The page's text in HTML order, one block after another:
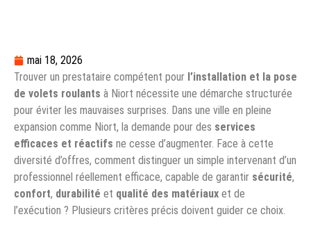
mai 18, 2026
Trouver un prestataire compétent pour l’installation et la pose
de volets roulants à Niort nécessite une démarche structurée
pour éviter les mauvaises surprises. Dans une ville en pleine
expansion comme Niort, la demande pour des services
efficaces et réactifs ne cesse d’augmenter. Face à cette
diversité d’offres, comment distinguer un simple intervenant d’un
professionnel réellement efficace, capable de garantir sécurité,
confort, durabilité et qualité des matériaux et de
l’exécution ? Plusieurs critères précis doivent guider ce choix.